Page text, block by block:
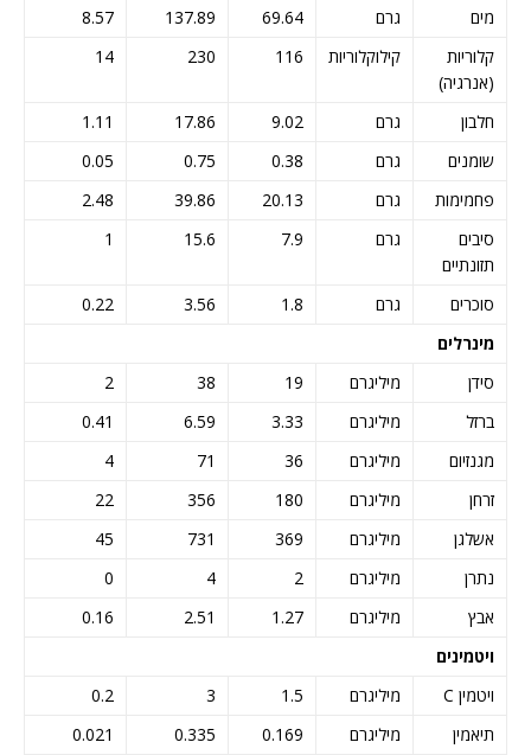
מים
גרם 69.64
137.89
8.57
קלוריות
(אנרגיה)
קילוקלוריות 116
230
14
חלבון גרם 9.02
17.86
1.11
שומנים
גרם 0.38
0.75
0.05
פחמימות
גרם 20.13
39.86
2.48
סיבים
תזונתיים
גרם 7.9
15.6
1
סוכרים גרם 1.8
3.56
0.22
מינרלים
סידן
מיליגרם 19
38
2
ברזל
מיליגרם 3.33
6.59
0.41
מגנזיום
מיליגרם 36
71
4
זרחן
מיליגרם 180
356
22
אשלגן
מיליגרם 369
731
45
נתרן
מיליגרם 2
4
0
אבץ
מיליגרם 1.27
2.51
0.16
ויטמינים
ויטמין C
מיליגרם 1.5
3
0.2
תיאמין
מיליגרם 0.169
0.335
0.021